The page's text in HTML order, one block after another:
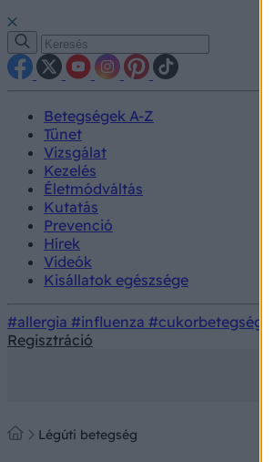
Betegségek A-Z
Tünet
Vizsgálat
Kezelés
Életmódváltás
Kutatás
Prevenció
Hírek
Videók
Kisállatok egészsége
#allergia #influenza #cukorbetegség
Regisztráció
Légúti betegség